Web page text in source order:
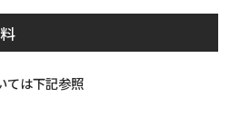
ては下記参照